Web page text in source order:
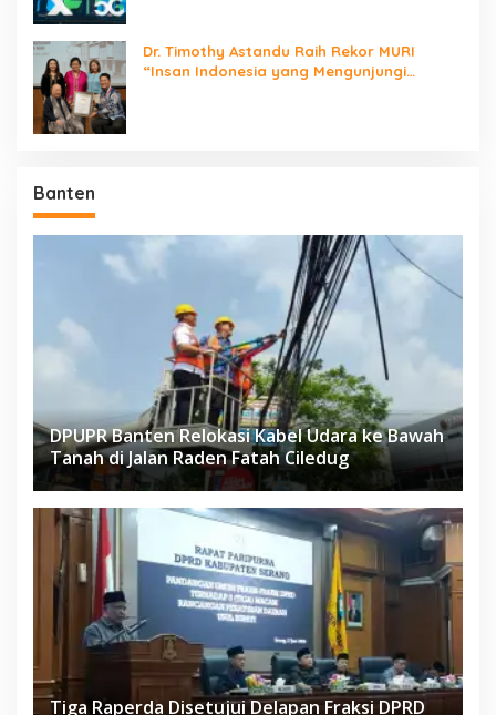
Dr. Timothy Astandu Raih Rekor MURI
“Insan Indonesia yang Mengunjungi
Banten
DPUPR Banten Relokasi Kabel Udara ke Bawah
Tanah di Jalan Raden Fatah Ciledug
Tiga Raperda Disetujui Delapan Fraksi DPRD